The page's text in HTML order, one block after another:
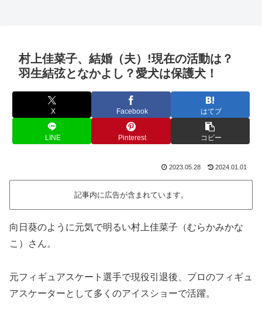
村上佳菜子、結婚（夫）!現在の活動は？
羽生結弦となかよし？愛犬は保護犬！
X Facebook はてブ
LINE Pinterest コピー
2023.05.28 2024.01.01
記事内に広告が含まれています。
向日葵のように元気で明るい村上佳菜子（むらかみかな
こ）さん。
元フィギュアスケート選手で現役引退後、プロのフィギュ
アスケーターとして多くのアイスショーで活躍。